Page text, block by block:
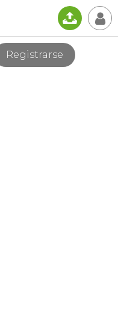
📤 👤
Registrarse